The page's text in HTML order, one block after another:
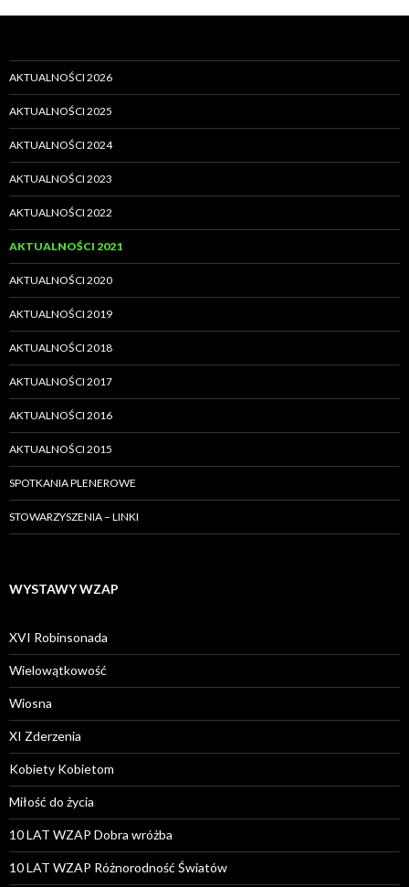
AKTUALNOŚCI 2026
AKTUALNOŚCI 2025
AKTUALNOŚCI 2024
AKTUALNOŚCI 2023
AKTUALNOŚCI 2022
AKTUALNOŚCI 2021
AKTUALNOŚCI 2020
AKTUALNOŚCI 2019
AKTUALNOŚCI 2018
AKTUALNOŚCI 2017
AKTUALNOŚCI 2016
AKTUALNOŚCI 2015
SPOTKANIA PLENEROWE
STOWARZYSZENIA – LINKI
WYSTAWY WZAP
XVI Robinsonada
Wielowątkowość
Wiosna
XI Zderzenia
Kobiety Kobietom
Miłość do życia
10 LAT WZAP Dobra wróżba
10 LAT WZAP Różnorodność Światów